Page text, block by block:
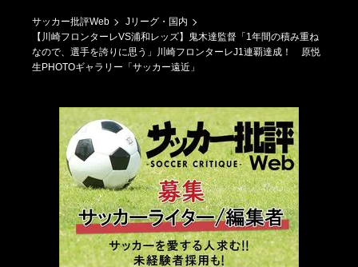
サッカー批評Web
Jリーグ・国内
【川崎フロンターレVS浦和レッズ】鬼木達監督「1年間の積み重ね
なので、選手を誇りに思う」川崎フロンターレJ1連覇達成！ 原悦
生PHOTOギャラリー「サッカー遠近」